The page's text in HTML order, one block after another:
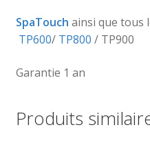
SpaTouch ainsi que tous
TP600/ TP800 / TP900
Garantie 1 an
Produits